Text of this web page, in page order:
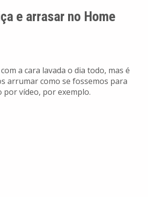
e arrasar no Home
a cara lavada o dia todo, mas é
arrumar como se fossemos para
por vídeo, por exemplo.